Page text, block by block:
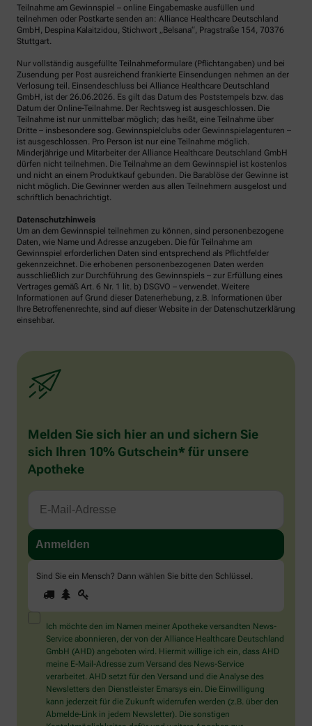
Teilnahme am Gewinnspiel – online Eingabemaske ausfüllen und
teilnehmen oder Postkarte senden an: Alliance Healthcare Deutschland
GmbH, Despina Kalaitzidou, Stichwort „Belsana“, Pragstraße 154, 70376
Stuttgart.
Nur vollständig ausgefüllte Teilnahmeformulare (Pflichtangaben) und bei
Zusendung per Post ausreichend frankierte Einsendungen nehmen an der
Verlosung teil. Einsendeschluss bei Alliance Healthcare Deutschland
GmbH, ist der 26.06.2026. Es gilt das Datum des Poststempels bzw. das
Datum der Online-Teilnahme. Der Rechtsweg ist ausgeschlossen. Die
Teilnahme ist nur unmittelbar möglich; das heißt, eine Teilnahme über
Dritte – insbesondere sog. Gewinnspielclubs oder Gewinnspielagenturen –
ist ausgeschlossen. Pro Person ist nur eine Teilnahme möglich.
Minderjährige und Mitarbeiter der Alliance Healthcare Deutschland GmbH
dürfen nicht teilnehmen. Die Teilnahme an dem Gewinnspiel ist kostenlos
und nicht an einem Produktkauf gebunden. Die Barablöse der Gewinne ist
nicht möglich. Die Gewinner werden aus allen Teilnehmern ausgelost und
schriftlich benachrichtigt.
Datenschutzhinweis
Um an dem Gewinnspiel teilnehmen zu können, sind personenbezogene
Daten, wie Name und Adresse anzugeben. Die für Teilnahme am
Gewinnspiel erforderlichen Daten sind entsprechend als Pflichtfelder
gekennzeichnet. Die erhobenen personenbezogenen Daten werden
ausschließlich zur Durchführung des Gewinnspiels – zur Erfüllung eines
Vertrages gemäß Art. 6 Nr. 1 lit. b) DSGVO – verwendet. Weitere
Informationen auf Grund dieser Datenerhebung, z.B. Informationen über
Ihre Betroffenenrechte, sind auf dieser Website in der Datenschutzerklärung
einsehbar.
Melden Sie sich hier an und sichern Sie
sich Ihren 10% Gutschein* für unsere
Apotheke
Sind Sie ein Mensch? Dann wählen Sie bitte den Schlüssel .
Sind
Sie
ein
Mensch?
Dann
wählen
Sie
bitte
den
Schlüssel.
1 2
Ich möchte den im Namen meiner Apotheke versandten News-
Service abonnieren, der von der Alliance Healthcare Deutschland
GmbH (AHD) angeboten wird. Hiermit willige ich ein, dass AHD
meine E-Mail-Adresse zum Versand des News-Service
verarbeitet. AHD setzt für den Versand und die Analyse des
Newsletters den Dienstleister Emarsys ein. Die Einwilligung
kann jederzeit für die Zukunft widerrufen werden (z.B. über den
Abmelde-Link in jedem Newsletter). Die sonstigen